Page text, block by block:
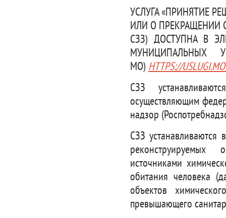
УСЛУГА «ПРИНЯТИЕ
ИЛИ О ПРЕКРАЩЕНИИ
СЗЗ) ДОСТУПНА В
МУНИЦИПАЛЬНЫХ
МО) HTTPS://
СЗЗ
осуществляющим
надзор
СЗЗ устанавливаются
реконструируемых
источниками
обитания человека
объектов
превышающего